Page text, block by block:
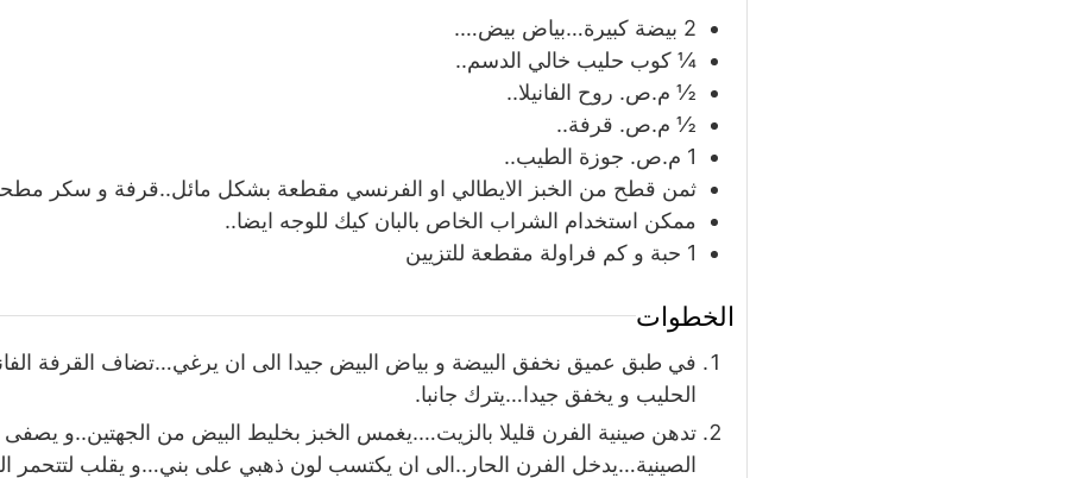
2 بيضة كبيرة…بياض بيض….
¼ كوب حليب خالي الدسم..
½ م.ص. روح الفانيلا..
½ م.ص. قرفة..
1 م.ص. جوزة الطيب..
ثمن قطح من الخبز الايطالي او الفرنسي مقطعة بشكل مائل..قرفة و سكر
ممكن استخدام الشراب الخاص بالبان كيك للوجه ايضا..
1 حبة و كم فراولة مقطعة للتزيين
الخطوات
في طبق عميق نخفق البيضة و بياض البيض جيدا الى ان يرغي…تضاف القرفة
الحليب و يخفق جيدا…يترك جانبا.
تدهن صينية الفرن قليلا بالزيت….يغمس الخبز بخليط البيض من الجهتين..و
الصينية…يدخل الفرن الحار..الى ان يكتسب لون ذهبي على بني…و يقلب لتتحمر